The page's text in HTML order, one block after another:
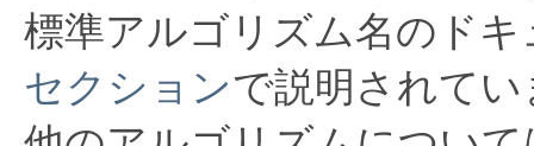
標準アルゴリズム名のド
セクションで説明されてい